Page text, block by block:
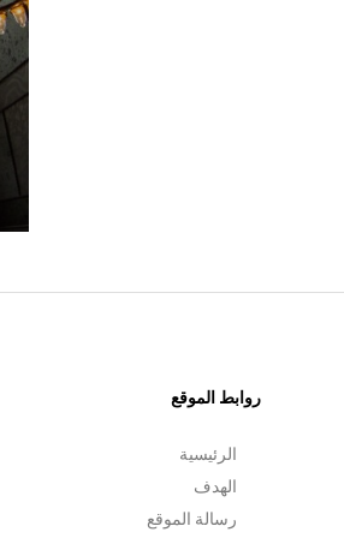
روابط الموقع
الرئيسية
الهدف
رسالة الموقع